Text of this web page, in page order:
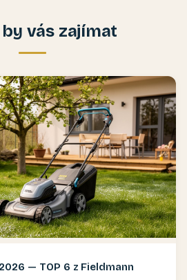
vás zajímat
— TOP 6 z Fieldmann